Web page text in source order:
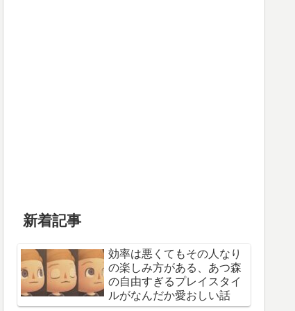
新着記事
効率は悪くてもその人なり
の楽しみ方がある、あつ森
の自由すぎるプレイスタイ
ルがなんだか愛おしい話